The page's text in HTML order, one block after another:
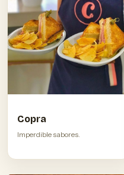
Copra
Imperdible sabores.